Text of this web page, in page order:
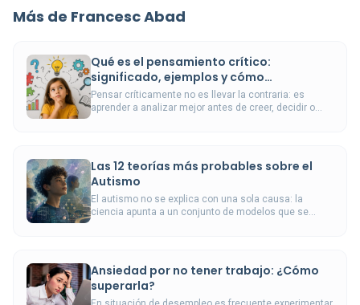
Más de Francesc Abad
Qué es el pensamiento crítico:
significado, ejemplos y cómo
desarrollarlo
Pensar críticamente no es llevar la contraria: es
aprender a analizar mejor antes de creer, decidir o
Las 12 teorías más probables sobre el
Autismo
El autismo no se explica con una sola causa: la
ciencia apunta a un conjunto de modelos que se
Ansiedad por no tener trabajo: ¿Cómo
superarla?